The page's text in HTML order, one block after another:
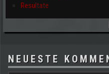
Resultate
NEUESTE